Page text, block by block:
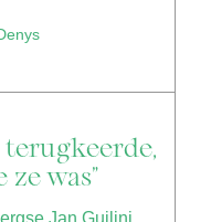
was”
Jan Guilini